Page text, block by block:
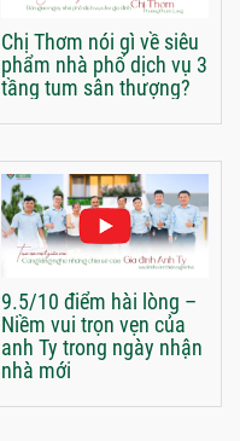
Chị Thơm nói gì về siêu
phẩm nhà phố dịch vụ 3
tầng tum sân thượng?
9.5/10 điểm hài lòng –
Niềm vui trọn vẹn của
anh Ty trong ngày nhận
nhà mới